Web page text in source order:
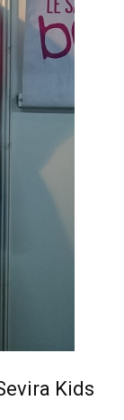
Kids